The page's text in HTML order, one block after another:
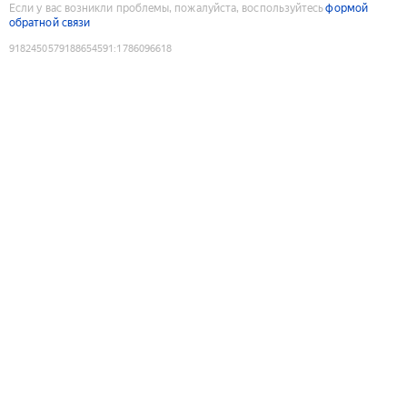
Если у вас возникли проблемы, пожалуйста, воспользуйтесьформой
обратной связи
9182450579188654591 :1786096618